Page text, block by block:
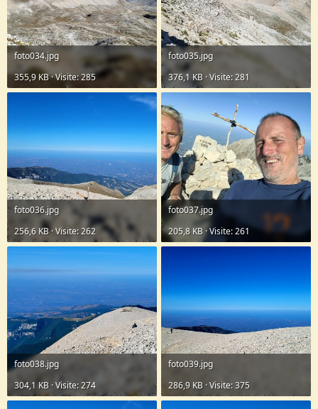
foto034.jpg
355,9 KB · Visite: 285
foto035.jpg
376,1 KB · Visite: 281
foto036.jpg
256,6 KB · Visite: 262
foto037.jpg
205,8 KB · Visite: 261
foto038.jpg
304,1 KB · Visite: 274
foto039.jpg
286,9 KB · Visite: 375